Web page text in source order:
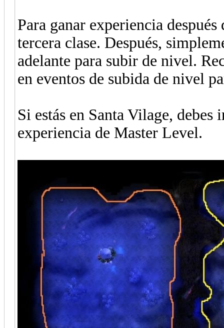
Para ganar experiencia
tercera clase. Después,
adelante para subir de nivel.
en eventos de subida de nivel
Si estás en Santa Vilage,
experiencia de Master Level.